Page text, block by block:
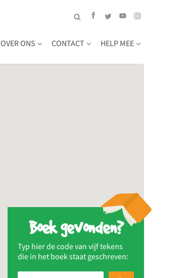
OVER ONS CONTACT HELP MEE
Boek gevonden?
Typ hier de code van vijf tekens
die in het boek staat geschreven: